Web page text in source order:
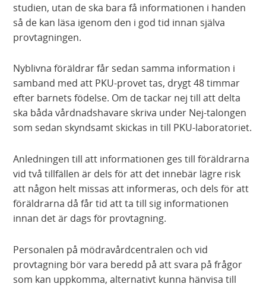
studien, utan de ska bara få informationen i handen
så de kan läsa igenom den i god tid innan själva
provtagningen.
Nyblivna föräldrar får sedan samma information i
samband med att PKU-provet tas, drygt 48 timmar
efter barnets födelse. Om de tackar nej till att delta
ska båda vårdnadshavare skriva under Nej-talongen
som sedan skyndsamt skickas in till PKU-laboratoriet.
Anledningen till att informationen ges till föräldrarna
vid två tillfällen är dels för att det innebär lägre risk
att någon helt missas att informeras, och dels för att
föräldrarna då får tid att ta till sig informationen
innan det är dags för provtagning.
Personalen på mödravårdcentralen och vid
provtagning bör vara beredd på att svara på frågor
som kan uppkomma, alternativt kunna hänvisa till